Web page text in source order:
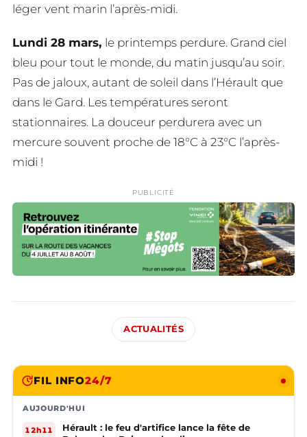
léger vent marin l’après-midi.
Lundi 28 mars, le printemps perdure. Grand ciel
bleu pour tout le monde, du matin jusqu’au soir.
Pas de jaloux, autant de soleil dans l’Hérault que
dans le Gard. Les températures seront
stationnaires. La douceur perdurera avec un
mercure souvent proche de 18°C à 23°C l’après-
midi !
PUBLICITÉ
ACTUALITÉS
FIL INFO24/7
AUJOURD'HUI
12h11
Hérault : le feu d'artifice lance la fête de